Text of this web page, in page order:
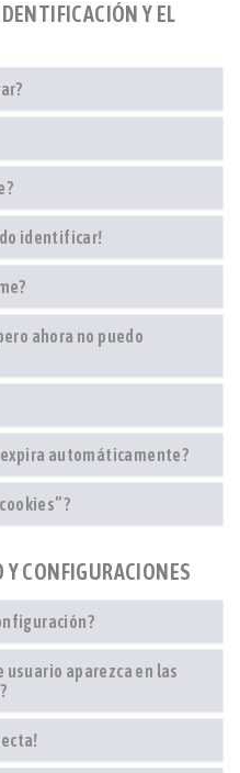
Y EL
identificar!
ahora no puedo
automáticamente?
Y CONFIGURACIONES
usuario aparezca en las